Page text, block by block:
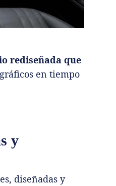
rediseñada que
en tiempo
y
diseñadas y